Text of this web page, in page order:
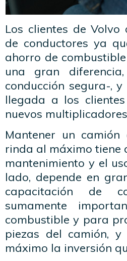
Los clientes de
de conductores ya
ahorro de
una gran
conducción segura-,
llegada a los
nuevos
Mantener un
rinda al máximo tiene
mantenimiento y el
lado, depende en
capacitación de
sumamente
combustible y para
piezas del camión,
máximo la inversión